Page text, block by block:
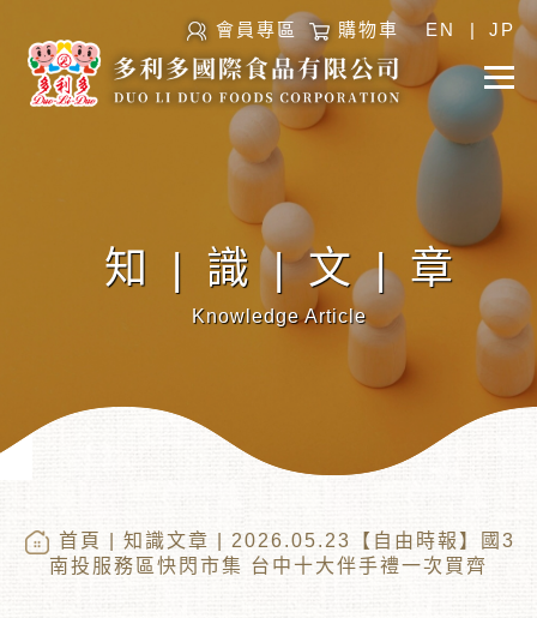
會員專區 購物車 EN JP
知|識|文|章
Knowledge Article
首頁 知識文章
| 2026.05.23【自由時報】國3
南投服務區快閃市集 台中十大伴手禮一次買齊